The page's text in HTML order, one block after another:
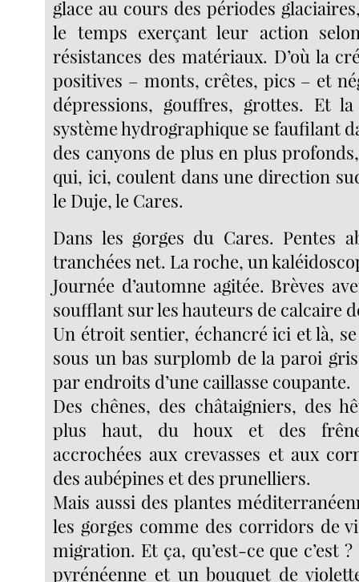
glace au cours des périodes
le temps exerçant leur action
résistances des matériaux. D’où la
positives – monts, crêtes, pics – et
dépressions, gouffres, grottes. Et
système hydrographique se faufilant
des canyons de plus en plus
qui, ici, coulent dans une direction
le Duje, le Cares.
Dans les gorges du Cares. Pentes
tranchées net. La roche, un
Journée d’automne agitée. Brèves
soufflant sur les hauteurs de calcaire
Un étroit sentier, échancré ici et là,
sous un bas surplomb de la paroi
par endroits d’une caillasse coupante.
Des chênes, des châtaigniers, des
plus haut, du houx et des
accrochées aux crevasses et aux
des aubépines et des prunelliers.
Mais aussi des plantes
les gorges comme des corridors de
migration. Et ça, qu’est-ce que c’est
pyrénéenne et un bouquet de